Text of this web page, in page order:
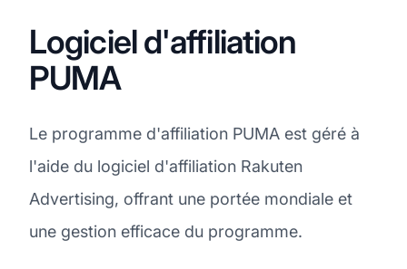
Logiciel d'affiliation
PUMA
Le programme d'affiliation PUMA est géré à
l'aide du logiciel d'affiliation Rakuten
Advertising, offrant une portée mondiale et
une gestion efficace du programme.